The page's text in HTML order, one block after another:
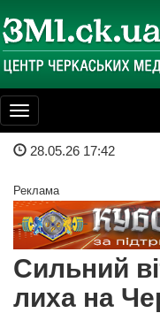
Toggle
navigation
28.05.26 17:42
Реклама
Сильний
лиха на